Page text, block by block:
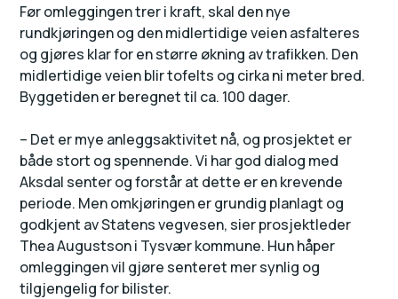
Før omleggingen trer i kraft, skal den nye
rundkjøringen og den midlertidige veien asfalteres
og gjøres klar for en større økning av trafikken. Den
midlertidige veien blir tofelts og cirka ni meter bred.
Byggetiden er beregnet til ca. 100 dager.
– Det er mye anleggsaktivitet nå, og prosjektet er
både stort og spennende. Vi har god dialog med
Aksdal senter og forstår at dette er en krevende
periode. Men omkjøringen er grundig planlagt og
godkjent av Statens vegvesen, sier prosjektleder
Thea Augustson i Tysvær kommune. Hun håper
omleggingen vil gjøre senteret mer synlig og
tilgjengelig for bilister.